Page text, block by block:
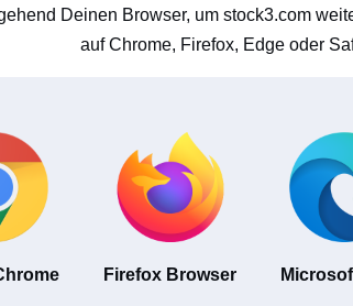
Deinen Browser, um stock3.com
auf Chrome, Firefox, Edge oder
Firefox Browser